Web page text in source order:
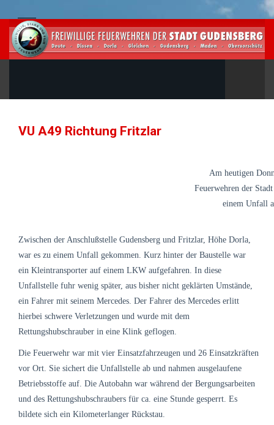
VU A49 Richtung Fritzlar
Am heutigen
Feuerwehren der
einem Unfall
Zwischen der Anschlußstelle Gudensberg und Fritzlar, Höhe Dorla,
war es zu einem Unfall gekommen. Kurz hinter der Baustelle war
ein Kleintransporter auf einem LKW aufgefahren. In diese
Unfallstelle fuhr wenig später, aus bisher nicht geklärten Umstände,
ein Fahrer mit seinem Mercedes. Der Fahrer des Mercedes erlitt
hierbei schwere Verletzungen und wurde mit dem
Rettungshubschrauber in eine Klink geflogen.
Die Feuerwehr war mit vier Einsatzfahrzeugen und 26 Einsatzkräften
vor Ort. Sie sichert die Unfallstelle ab und nahmen ausgelaufene
Betriebsstoffe auf. Die Autobahn war während der Bergungsarbeiten
und des Rettungshubschraubers für ca. eine Stunde gesperrt. Es
bildete sich ein Kilometerlanger Rückstau.